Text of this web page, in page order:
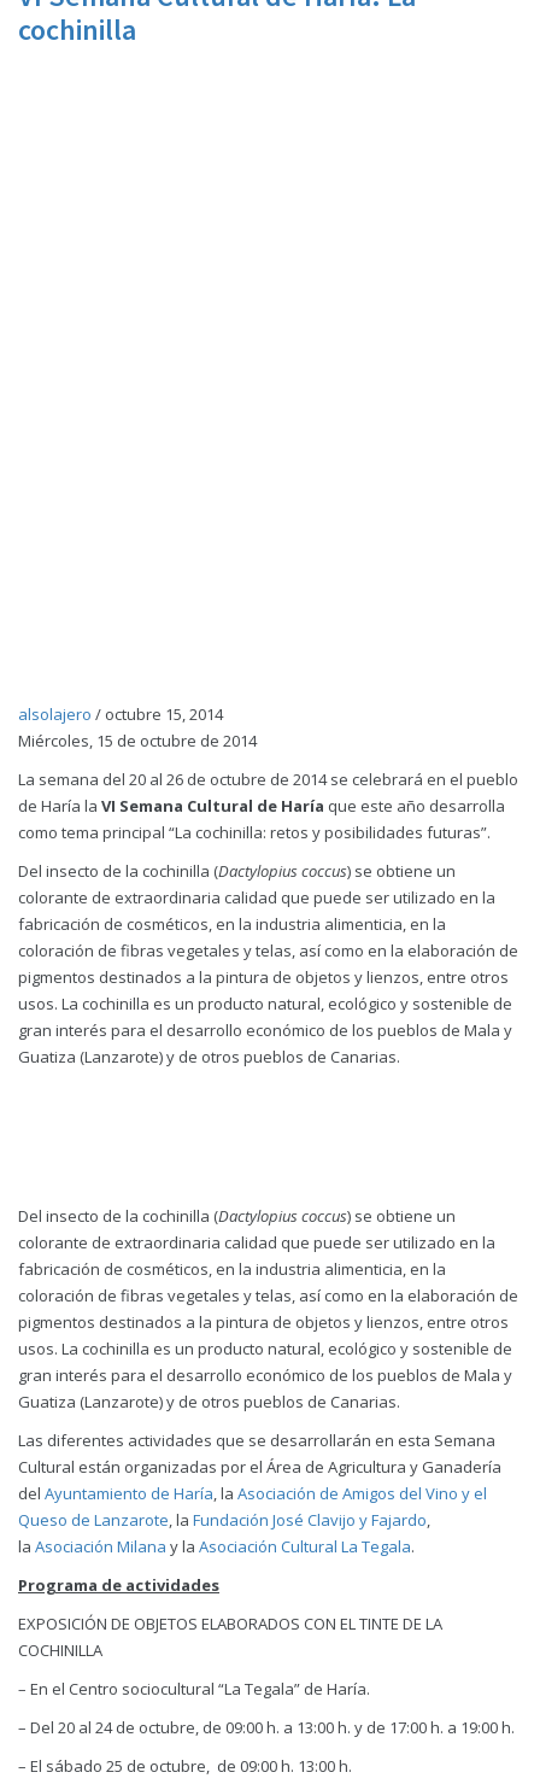
cochinilla
alsolajero / octubre 15, 2014
Miércoles, 15 de octubre de 2014
La semana del 20 al 26 de octubre de 2014 se celebrará en el pueblo
de Haría la VI Semana Cultural de Haría que este año desarrolla
como tema principal “La cochinilla: retos y posibilidades futuras”.
Del insecto de la cochinilla (Dactylopius coccus) se obtiene un
colorante de extraordinaria calidad que puede ser utilizado en la
fabricación de cosméticos, en la industria alimenticia, en la
coloración de fibras vegetales y telas, así como en la elaboración de
pigmentos destinados a la pintura de objetos y lienzos, entre otros
usos. La cochinilla es un producto natural, ecológico y sostenible de
gran interés para el desarrollo económico de los pueblos de Mala y
Guatiza (Lanzarote) y de otros pueblos de Canarias.
Del insecto de la cochinilla (Dactylopius coccus) se obtiene un
colorante de extraordinaria calidad que puede ser utilizado en la
fabricación de cosméticos, en la industria alimenticia, en la
coloración de fibras vegetales y telas, así como en la elaboración de
pigmentos destinados a la pintura de objetos y lienzos, entre otros
usos. La cochinilla es un producto natural, ecológico y sostenible de
gran interés para el desarrollo económico de los pueblos de Mala y
Guatiza (Lanzarote) y de otros pueblos de Canarias.
Las diferentes actividades que se desarrollarán en esta Semana
Cultural están organizadas por el Área de Agricultura y Ganadería
del Ayuntamiento de Haría, la Asociación de Amigos del Vino y el
Queso de Lanzarote, la Fundación José Clavijo y Fajardo,
la Asociación Milana y la Asociación Cultural La Tegala.
Programa de actividades
EXPOSICIÓN DE OBJETOS ELABORADOS CON EL TINTE DE LA
COCHINILLA
– En el Centro sociocultural “La Tegala” de Haría.
– Del 20 al 24 de octubre, de 09:00 h. a 13:00 h. y de 17:00 h. a 19:00 h.
– El sábado 25 de octubre, de 09:00 h. 13:00 h.